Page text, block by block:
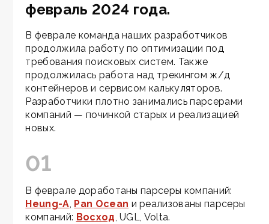
февраль 2024 года.
В феврале команда наших разработчиков
продолжила работу по оптимизации под
требования поисковых систем. Также
продолжилась работа над трекингом ж/д
контейнеров и сервисом калькуляторов.
Разработчики плотно занимались парсерами
компаний — починкой старых и реализацией
новых.
01
В феврале доработаны парсеры компаний:
Heung-A, Pan Ocean и реализованы парсеры
компаний: Восход, UGL, Volta.